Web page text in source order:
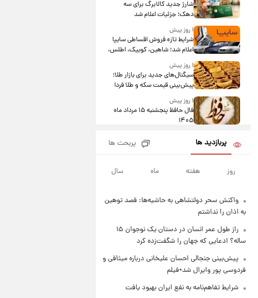
شارژ جدید کالابرگ برای سه
دهک؛ جزئیات اعلام شد
۱ روز پیش
شرایط تازه فروش اقساطی سایپا
اعلام شد؛ شاهین، کوییک، اطلس،
سهند و ساینا با اقساط بلندمدت +
جدول۱ روز پیش
سیگنال‌های جدید برای بازار طلا؛
پیش‌بینی قیمت سکه و طلا فردا
۱ روز پیش
فال حافظ پنجشنبه ۱۵ مرداد ماه
۱۴۰۵
فال قهوه روزانه پنجشنبه ۱۵ مرداد
ماه ۱۴۰۵
۱ روز پیش
چهارشنبه ۱۴ مرداد + جدول
۱ روز پیش
تولید سایپا؛ نام خودرو، مبلغ پیش
پرداخت و زمان تحویل | سود
مشارکت چند درصد است؟
پربازدید ها پربحث ها
روز هفته ماه سال
واکنش سحر دولتشاهی به حاشیه‌ها: قصد توهین
به اذان را نداشتم
راز طول عمر انسان در دستان یک نوجوان ۱۵
ساله؟ ادعایی که جهان را شگفت‌زده کرد
پیش‌بینی جنجالی احسان علیخانی درباره میثاقی و
فردوسی پور وایرال شد+فیلم
شرایط تفاهم‌نامه به نفع ایران بهبود یافت